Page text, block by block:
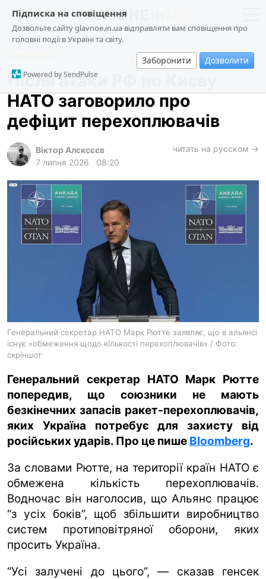
Підписка на сповіщення
Дозвольте сайту glavnoe.in.ua відправляти вам сповіщення про
головні події в Україні та світу.
Заборонити Дозволити
Powered by SendPulse
новини
про проєкт
суспільство
події
кримінал
gambling
en
Політика
Після атаки РФ по Києву
НАТО заговорило про
дефіцит перехоплювачів
Віктор Алєксєєв
7 липня 2026
08:20
читать на русском →
Генеральний секретар НАТО Марк Рютте заявляє, що в альянсі
існує «обмеження щодо кількості перехоплювачів» / Фото:
скріншот
Генеральний секретар НАТО Марк Рютте
попередив, що союзники не мають
безкінечних запасів ракет-перехоплювачів,
яких Україна потребує для захисту від
російських ударів. Про це пише Bloomberg.
За словами Рютте, на території країн НАТО є
обмежена кількість перехоплювачів.
Водночас він наголосив, що Альянс працює
“з усіх боків”, щоб збільшити виробництво
систем протиповітряної оборони, яких
просить Україна.
“Усі залучені до цього”, — сказав генсек